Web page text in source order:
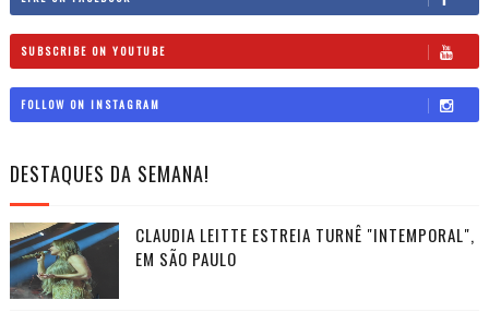
SUBSCRIBE ON YOUTUBE
FOLLOW ON INSTAGRAM
DESTAQUES DA SEMANA!
CLAUDIA LEITTE ESTREIA TURNÊ "INTEMPORAL",
EM SÃO PAULO